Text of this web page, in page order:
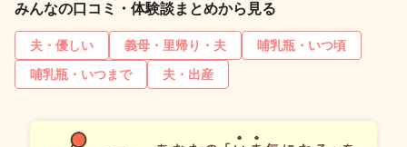
みんなの口コミ・体験談まとめから見る
夫・優しい 義母・里帰り・夫
哺乳瓶・いつ頃
哺乳瓶・いつまで
夫・出産